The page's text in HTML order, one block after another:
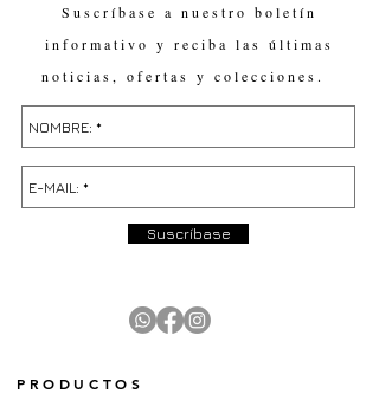
Suscríbase a nuestro boletín
informativo y reciba las últimas
noticias, ofertas y colecciones.
Suscríbase
PRODUCTOS